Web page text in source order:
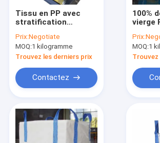
Tissu en PP avec
stratification
enduits FIBC pour
sacs de gros
tonnage
Prix:Negotiate
MOQ:1 kilogramme
Trouvez les derniers prix
Contactez
100%
vierge
tissé
Prix:
MOQ:1
Trouvez